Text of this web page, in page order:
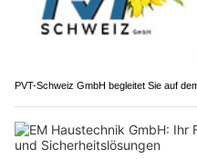
PVT-Schweiz GmbH begleitet Sie auf